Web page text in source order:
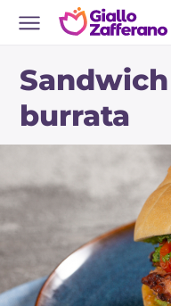
burrata